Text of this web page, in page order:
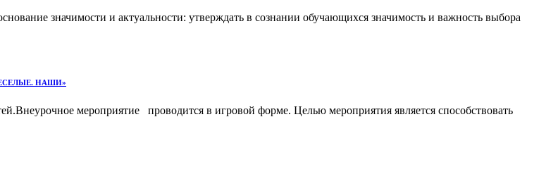
значимости и актуальности: утверждать в сознании обучающихся значимость и важность выбора
ВЕСЕЛЫЕ. НАШИ»
мероприятие проводится в игровой форме. Целью мероприятия является способствовать